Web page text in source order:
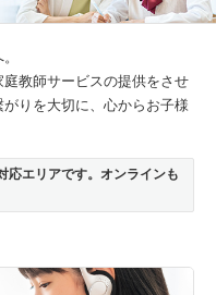
教師サービスの提供をさせ
りを大切に、心からお子様
応エリアです。オンラインも